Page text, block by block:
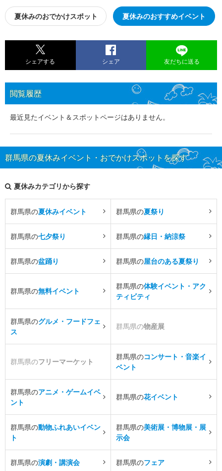
夏休みのおでかけスポット 夏休みのおすすめイベント
シェアする シェア 友だちに送る
閲覧履歴
最近見たイベント＆スポットページはありません。
群馬県の夏休みイベント・おでかけスポットを探す
夏休みカテゴリから探す
群馬県の夏休みイベント 群馬県の夏祭り
群馬県の七夕祭り 群馬県の縁日・納涼祭
群馬県の盆踊り 群馬県の屋台のある夏祭り
群馬県の無料イベント
群馬県の体験イベント・アク
ティビティ
群馬県のグルメ・フードフェ
ス
群馬県の物産展
群馬県のフリーマーケット
群馬県のコンサート・音楽イ
ベント
群馬県のアニメ・ゲームイベ
ント
群馬県の花イベント
群馬県の動物ふれあいイベン
ト
群馬県の美術展・博物展・展
示会
群馬県の演劇・講演会 群馬県のフェア